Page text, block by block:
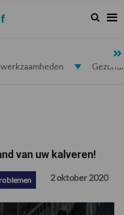
Zoeken...
Zoek
van uw kalveren!
2 oktober 2020